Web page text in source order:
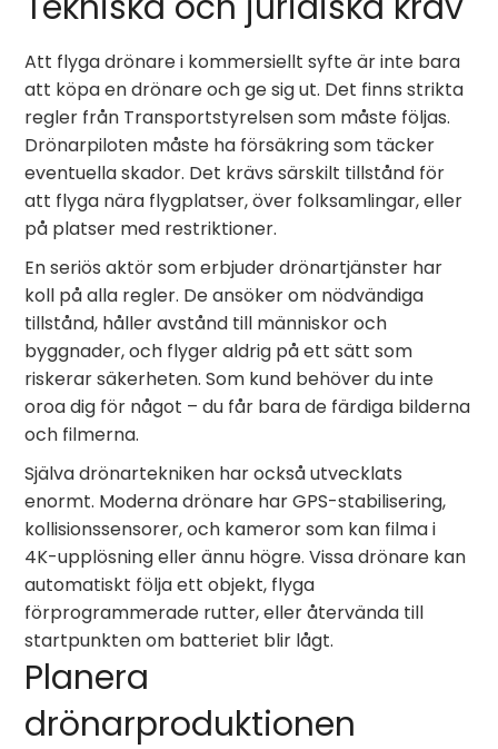
Att flyga drönare i kommersiellt syfte är inte bara
att köpa en drönare och ge sig ut. Det finns strikta
regler från Transportstyrelsen som måste följas.
Drönarpiloten måste ha försäkring som täcker
eventuella skador. Det krävs särskilt tillstånd för
att flyga nära flygplatser, över folksamlingar, eller
på platser med restriktioner.
En seriös aktör som erbjuder drönartjänster har
koll på alla regler. De ansöker om nödvändiga
tillstånd, håller avstånd till människor och
byggnader, och flyger aldrig på ett sätt som
riskerar säkerheten. Som kund behöver du inte
oroa dig för något – du får bara de färdiga bilderna
och filmerna.
Själva drönartekniken har också utvecklats
enormt. Moderna drönare har GPS-stabilisering,
kollisionssensorer, och kameror som kan filma i
4K-upplösning eller ännu högre. Vissa drönare kan
automatiskt följa ett objekt, flyga
förprogrammerade rutter, eller återvända till
startpunkten om batteriet blir lågt.
Planera
drönarproduktionen